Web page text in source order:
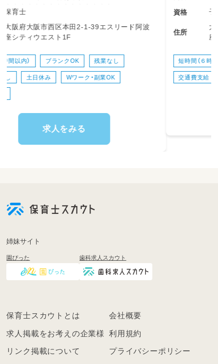
◇食事、歯磨きの補助
◇おむつ替え
◇預かり業務
定員は19名前後。現在は11名程度です！
-----*-----*-----*-----*-----*-----*-----
【保育理念】
ココロとカラダの
園
融合された保育をモットーに、
幸せと社会に貢献します
資格
住所
大阪府大阪市西区本田2-1-39エスリード阿波
座シティウエスト1F
短時間（６時間以内） 未経験OK
交通費支給 昇給あり 有給消化率高 即日OK
求人をみる
姉妹サイト
園ぴった 歯科求人スカウト
保育士スカウトとは 会社概要
求人掲載をお考えの企業様 利用規約
リンク掲載について プライバシーポリシー